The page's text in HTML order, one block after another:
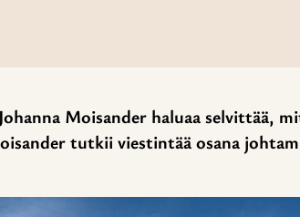
Moisander haluaa selvittää,
tutkii viestintää osana